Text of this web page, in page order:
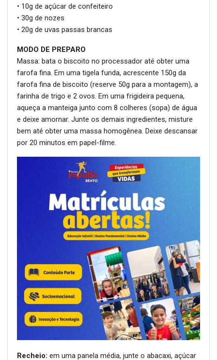
• 10g de açúcar de confeiteiro
• 30g de nozes
• 20g de uvas passas brancas
MODO DE PREPARO
Massa: bata o biscoito no processador até obter uma
farofa fina. Em uma tigela funda, acrescente 150g da
farofa fina de biscoito (reserve 50g para a montagem), a
farinha de trigo e 2 ovos. Em uma frigideira pequena,
aqueça a manteiga junto com 8 colheres (sopa) de água
e deixe amornar. Junte os demais ingredientes, misture
bem até obter uma massa homogênea. Deixe descansar
por 20 minutos em papel-filme.
Recheio: em uma panela média, junte o abacaxi, açúcar